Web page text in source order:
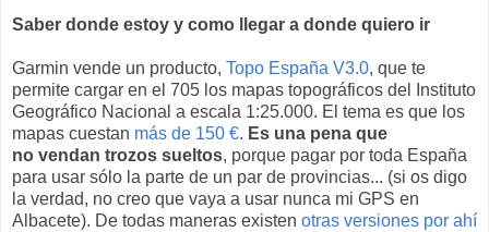
Saber donde estoy y como llegar a donde quiero ir
Garmin vende un producto, Topo España V3.0, que te
permite cargar en el 705 los mapas topográficos del Instituto
Geográfico Nacional a escala 1:25.000. El tema es que los
mapas cuestan más de 150 €. Es una pena que
no vendan trozos sueltos, porque pagar por toda España
para usar sólo la parte de un par de provincias... (si os digo
la verdad, no creo que vaya a usar nunca mi GPS en
Albacete). De todas maneras existen otras versiones por ahí